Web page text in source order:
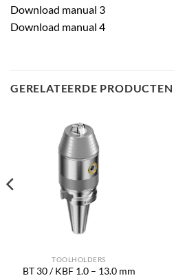
Download manual 3
Download manual 4
GERELATEERDE PRODUCTEN
TOOLHOLDERS
BT 30 / KBF 1.0 – 13.0 mm